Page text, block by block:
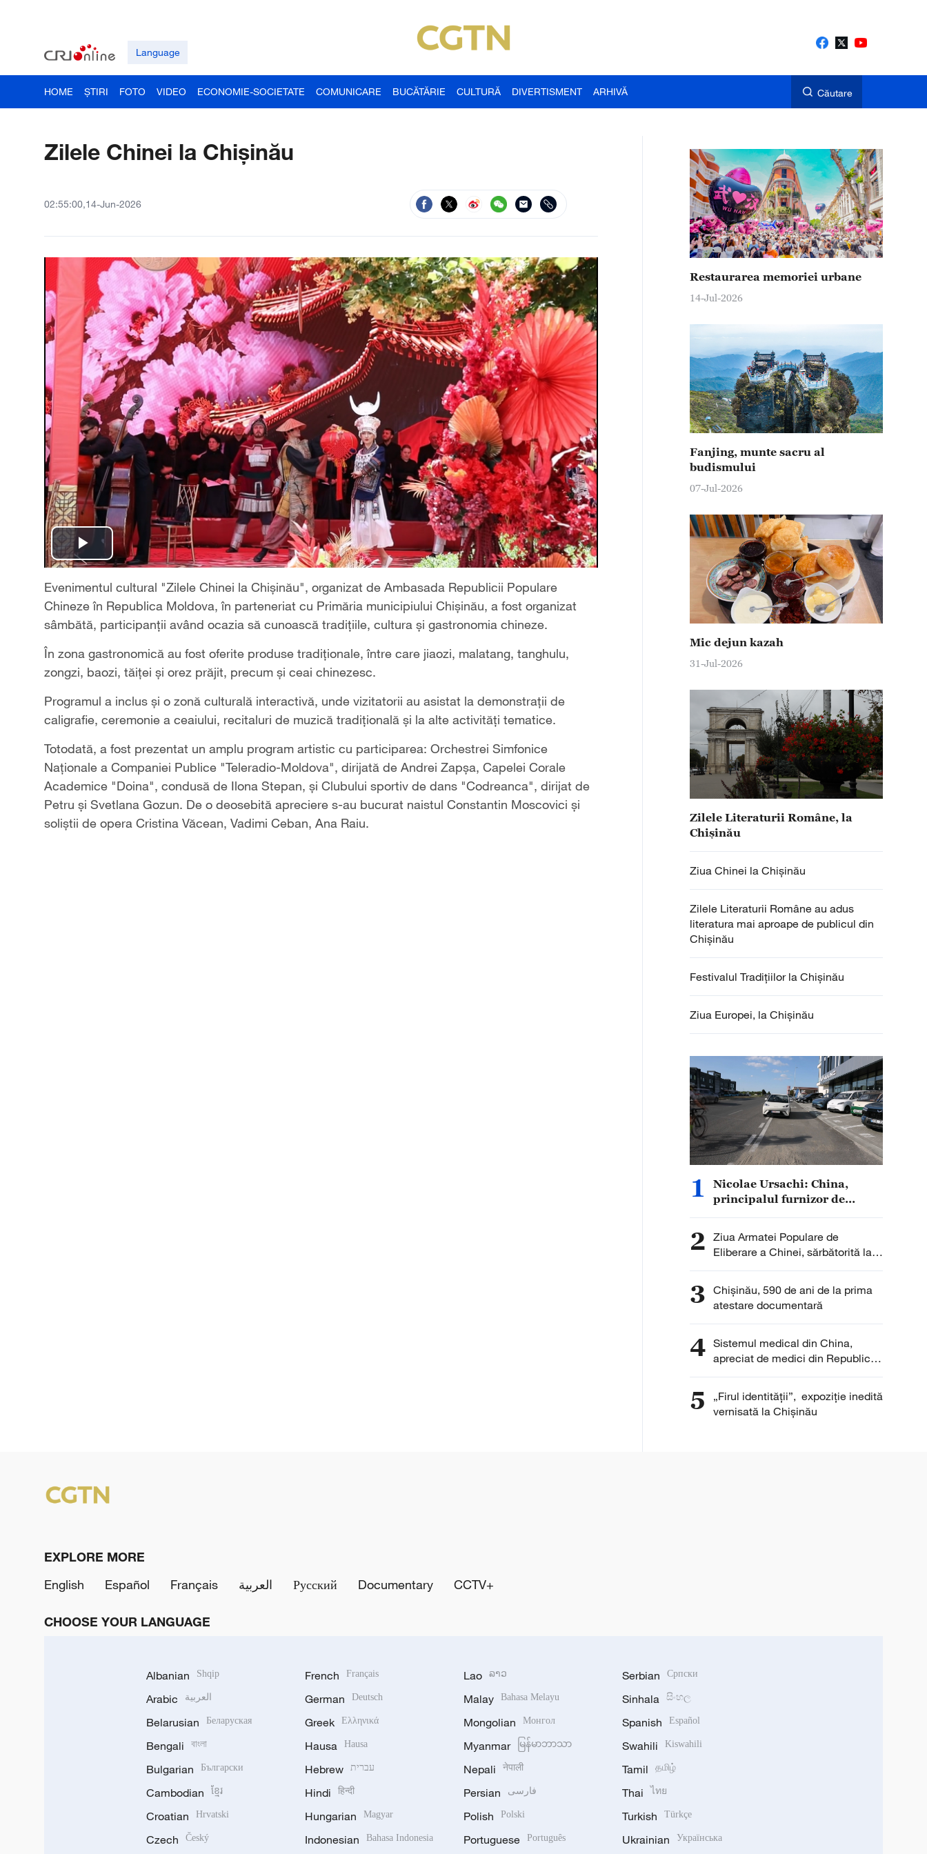
Language
HOME ȘTIRI FOTO VIDEO ECONOMIE-SOCIETATE COMUNICARE BUCĂTĂRIE CULTURĂ DIVERTISMENT ARHIVĂ Căutare
Zilele Chinei la Chișinău
02:55:00,14-Jun-2026
Play
Video
Evenimentul cultural "Zilele Chinei la Chișinău", organizat de Ambasada Republicii Populare
Chineze în Republica Moldova, în parteneriat cu Primăria municipiului Chișinău, a fost organizat
sâmbătă, participanții având ocazia să cunoască tradițiile, cultura și gastronomia chineze.
În zona gastronomică au fost oferite produse tradiționale, între care jiaozi, malatang, tanghulu,
zongzi, baozi, tăiței și orez prăjit, precum și ceai chinezesc.
Programul a inclus și o zonă culturală interactivă, unde vizitatorii au asistat la demonstrații de
caligrafie, ceremonie a ceaiului, recitaluri de muzică tradițională şi la alte activități tematice.
Totodată, a fost prezentat un amplu program artistic cu participarea: Orchestrei Simfonice
Naționale a Companiei Publice "Teleradio-Moldova", dirijată de Andrei Zapșa, Capelei Corale
Academice "Doina", condusă de Ilona Stepan, și Clubului sportiv de dans "Codreanca", dirijat de
Petru și Svetlana Gozun. De o deosebită apreciere s-au bucurat naistul Constantin Moscovici și
soliștii de opera Cristina Văcean, Vadimi Ceban, Ana Raiu.
Restaurarea memoriei urbane
14-Jul-2026
Fanjing, munte sacru al
budismului
07-Jul-2026
Mic dejun kazah
31-Jul-2026
Zilele Literaturii Române, la
Chișinău
Ziua Chinei la Chișinău
Zilele Literaturii Române au adus
literatura mai aproape de publicul din
Chișinău
Festivalul Tradițiilor la Chișinău
Ziua Europei, la Chișinău
1
Nicolae Ursachi: China,
principalul furnizor de
2 Ziua Armatei Populare de
Eliberare a Chinei, sărbătorită la
Chișinău
3 Chișinău, 590 de ani de la prima
atestare documentară
4 Sistemul medical din China,
apreciat de medici din Republica
Moldova pentru eficiență și
5
„Firul identității”, expoziție inedită
vernisată la Chișinău
EXPLORE MORE
English
Español Français العربية Русский Documentary CCTV+
CHOOSE YOUR LANGUAGE
Albanian Shqip
Arabic العربية
Belarusian Беларуская
Bengali বাংলা
Bulgarian Български
Cambodian ខ្មែរ
Croatian Hrvatski
Czech Český
French Français
German Deutsch
Greek Ελληνικά
Hausa Hausa
Hebrew עברית
Hindi हिन्दी
Hungarian Magyar
Indonesian Bahasa Indonesia
Lao ລາວ
Malay Bahasa Melayu
Mongolian Монгол
Myanmar မြန်မာဘာသာ
Nepali नेपाली
Persian فارسی
Polish Polski
Portuguese Português
Serbian Српски
Sinhala සිංහල
Spanish Español
Swahili Kiswahili
Tamil தமிழ்
Thai ไทย
Turkish Türkçe
Ukrainian Українська